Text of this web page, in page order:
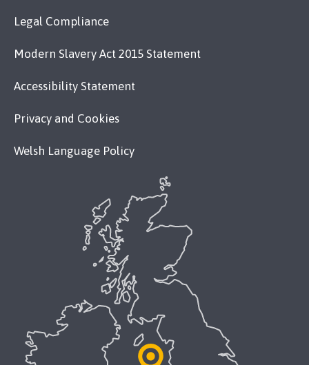
Legal Compliance
Modern Slavery Act 2015 Statement
Accessibility Statement
Privacy and Cookies
Welsh Language Policy